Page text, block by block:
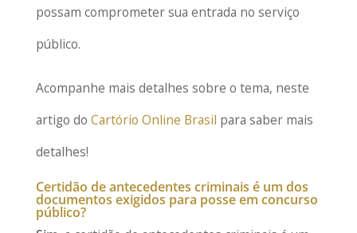
possam comprometer sua entrada no serviço
público.
Acompanhe mais detalhes sobre o tema, neste
artigo do Cartório Online Brasil para saber mais
detalhes!
Certidão de antecedentes criminais é um dos
documentos exigidos para posse em concurso
público?